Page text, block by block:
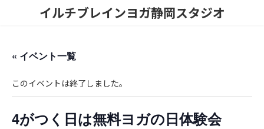
イルチブレインヨガ静岡スタジオ
« イベント一覧
このイベントは終了しました。
4がつく日は無料ヨガの日体験会